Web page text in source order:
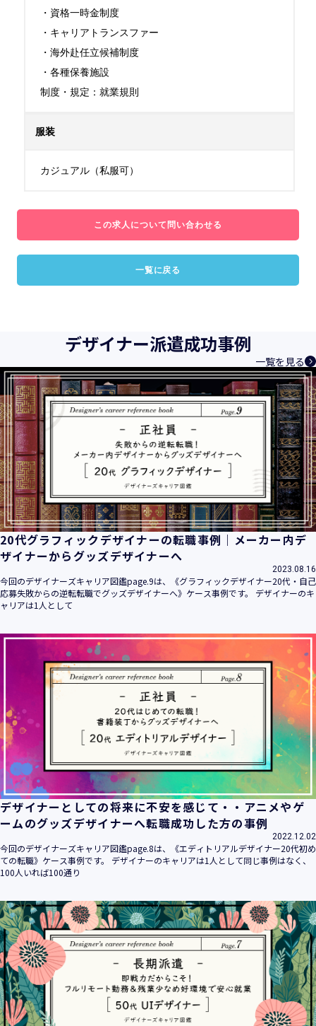
・資格一時金制度
・キャリアトランスファー
・海外赴任立候補制度
・各種保養施設
制度・規定：就業規則
服装
カジュアル（私服可）
この求人について問い合わせる
一覧に戻る
デザイナー派遣成功事例
一覧を見る
20代グラフィックデザイナーの転職事例｜メーカー内デ
ザイナーからグッズデザイナーへ
2023.08.16
今回のデザイナーズキャリア図鑑page.9は、《グラフィックデザイナー20代・自己
応募失敗からの逆転転職でグッズデザイナーへ》ケース事例です。 デザイナーのキ
ャリアは1人として
デザイナーとしての将来に不安を感じて・・アニメやゲ
ームのグッズデザイナーへ転職成功した方の事例
2022.12.02
今回のデザイナーズキャリア図鑑page.8は、《エディトリアルデザイナー20代初め
ての転職》ケース事例です。 デザイナーのキャリアは1人として同じ事例はなく、
100人いれば100通り